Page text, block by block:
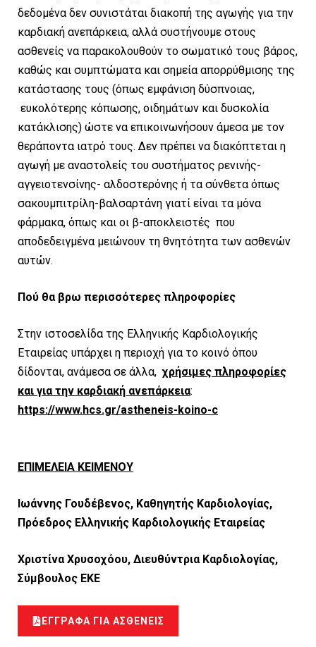
δεδομένα δεν συνιστάται διακοπή της αγωγής για την
καρδιακή ανεπάρκεια, αλλά συστήνουμε στους
ασθενείς να παρακολουθούν το σωματικό τους βάρος,
καθώς και συμπτώματα και σημεία απορρύθμισης της
κατάστασης τους (όπως εμφάνιση δύσπνοιας,
ευκολότερης κόπωσης, οιδημάτων και δυσκολία
κατάκλισης) ώστε να επικοινωνήσουν άμεσα με τον
θεράποντα ιατρό τους. Δεν πρέπει να διακόπτεται η
αγωγή με αναστολείς του συστήματος ρενινής-
αγγειοτενσίνης- αλδοστερόνης ή τα σύνθετα όπως
σακουμπιτρίλη-βαλσαρτάνη γιατί είναι τα μόνα
φάρμακα, όπως και οι β-αποκλειστές που
αποδεδειγμένα μειώνουν τη θνητότητα των ασθενών
αυτών.
Πού θα βρω περισσότερες πληροφορίες
Στην ιστοσελίδα της Ελληνικής Καρδιολογικής
Εταιρείας υπάρχει η περιοχή για το κοινό όπου
δίδονται, ανάμεσα σε άλλα,χρήσιμες πληροφορίες
και για την καρδιακή ανεπάρκεια:
https://www.hcs.gr/astheneis-koino-c
ΕΠΙΜΕΛΕΙΑ ΚΕΙΜΕΝΟΥ
Ιωάννης Γουδέβενος, Καθηγητής Καρδιολογίας,
Πρόεδρος Ελληνικής Καρδιολογικής Εταιρείας
Χριστίνα Χρυσοχόου, Διευθύντρια Καρδιολογίας,
Σύμβουλος ΕΚΕ
ΕΓΓΡΑΦΑ ΓΙΑ ΑΣΘΕΝΕΙΣ